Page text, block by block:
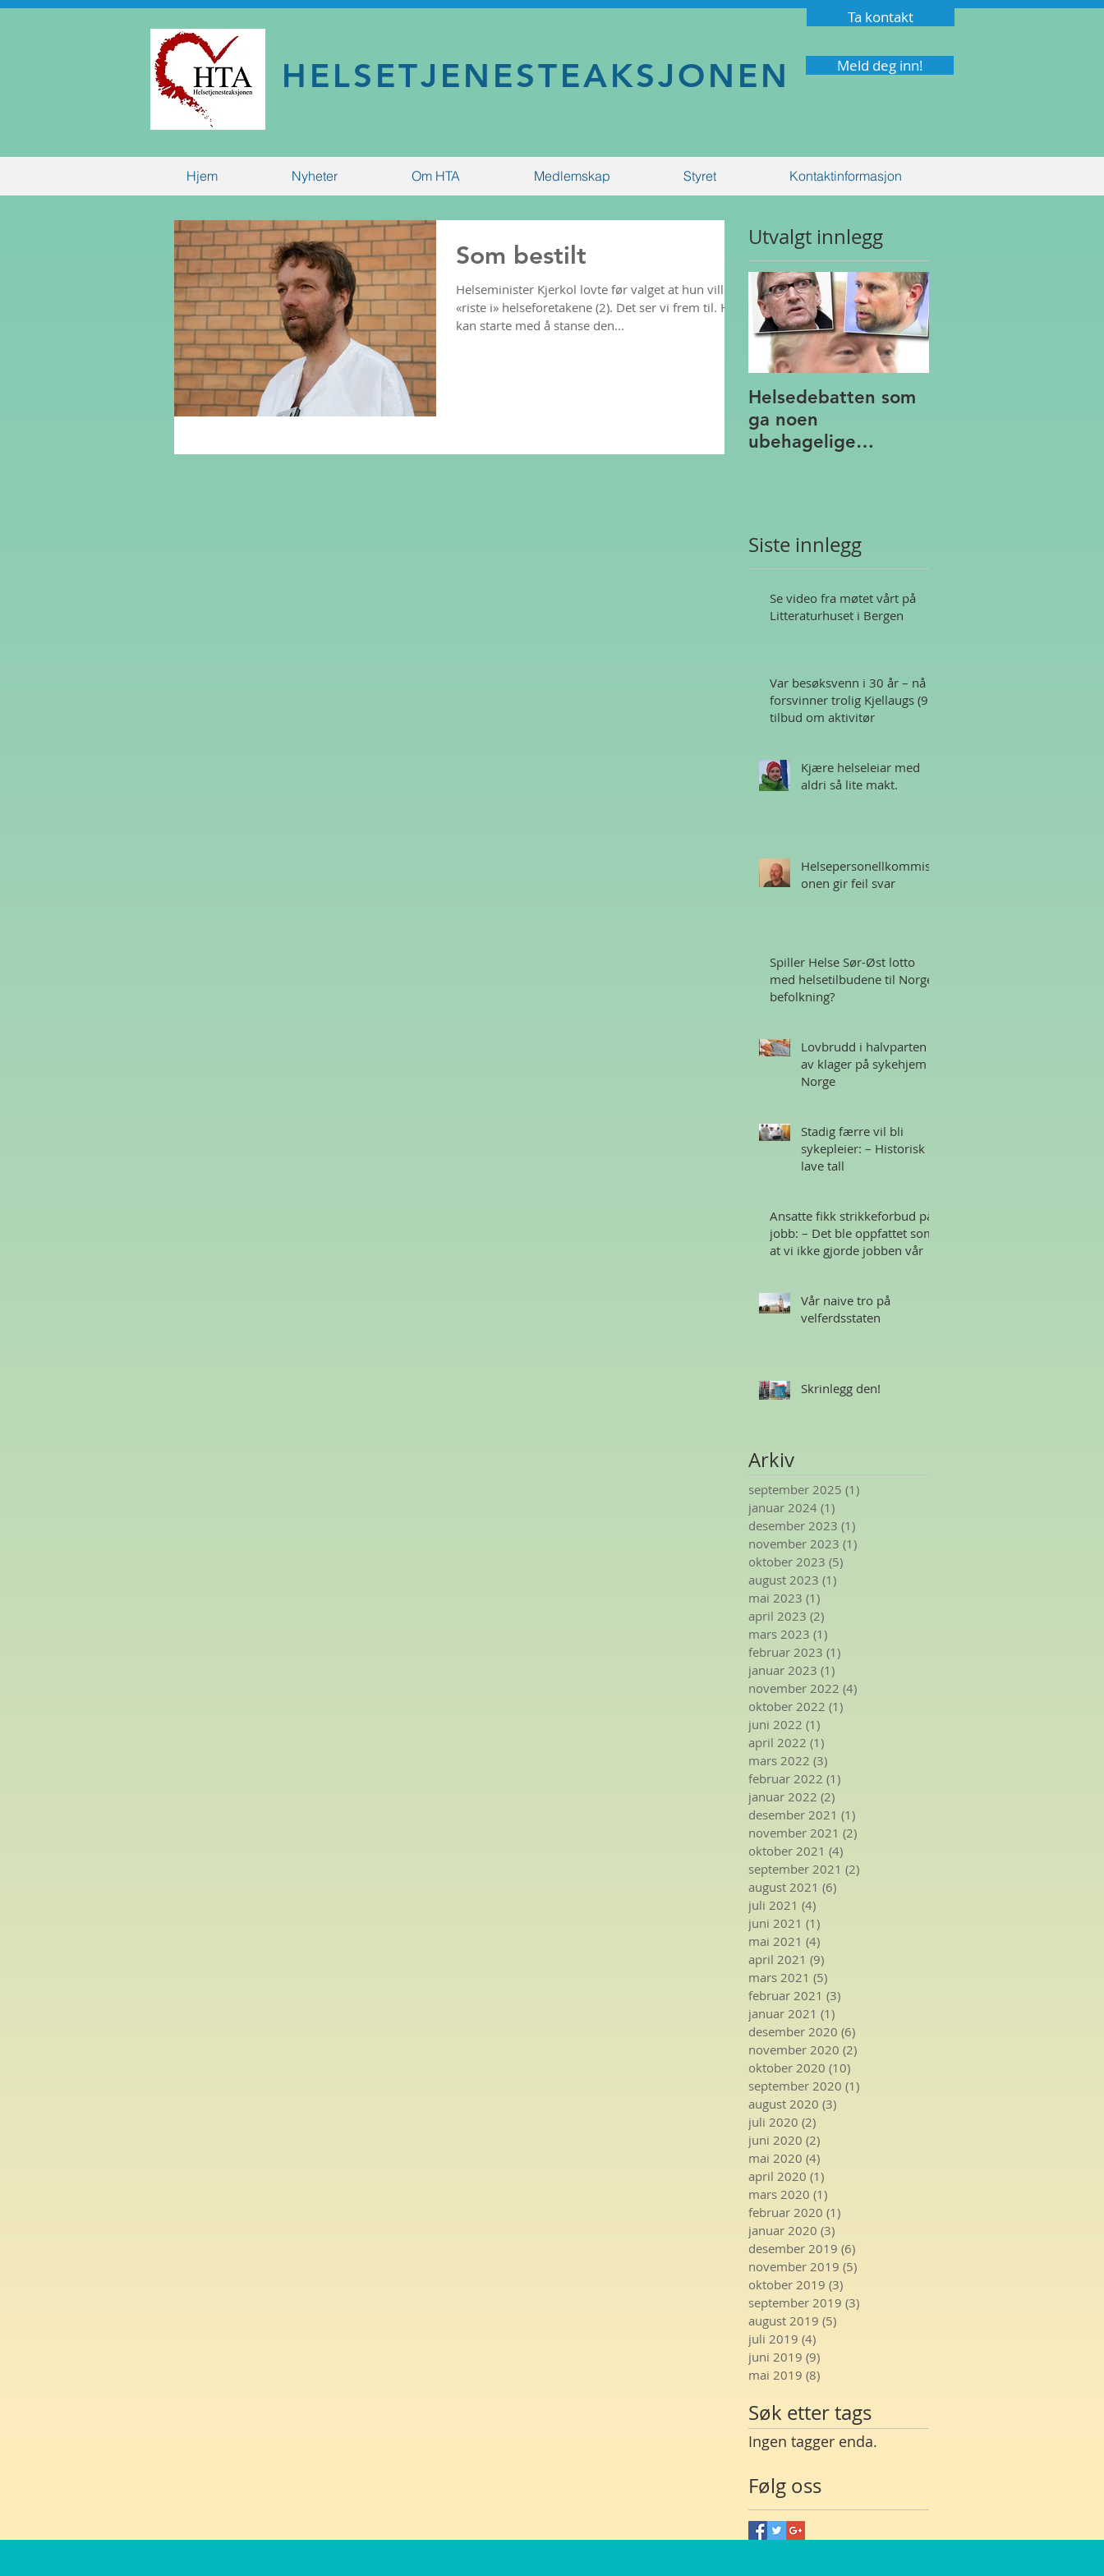
Ta kontakt
Meld deg inn!
HELSETJENESTEAKSJONEN
Hjem Nyheter Om HTA Medlemskap Styret Kontaktinformasjon
Som bestilt
Helseminister Kjerkol lovte før valget at hun ville
«riste i» helseforetakene (2). Det ser vi frem til. Hun
kan starte med å stanse den...
Utvalgt innlegg
Helsedebatten som
ga noen
ubehagelige
Siste innlegg
Se video fra møtet vårt på
Litteraturhuset i Bergen
Var besøksvenn i 30 år – nå
forsvinner trolig Kjellaugs (95)
tilbud om aktivitør
Kjære helseleiar med
aldri så lite makt.
Helsepersonellkommisj
onen gir feil svar
Spiller Helse Sør-Øst lotto
med helsetilbudene til Norges
befolkning?
Lovbrudd i halvparten
av klager på sykehjem i
Norge
Stadig færre vil bli
sykepleier: – Historisk
lave tall
Ansatte fikk strikkeforbud på
jobb: – Det ble oppfattet som
at vi ikke gjorde jobben vår
Vår naive tro på
velferdsstaten
Skrinlegg den!
Arkiv
september 2025 (1)
januar 2024 (1)
desember 2023 (1)
november 2023 (1)
oktober 2023 (5)
august 2023 (1)
mai 2023 (1)
april 2023 (2)
mars 2023 (1)
februar 2023 (1)
januar 2023 (1)
november 2022 (4)
oktober 2022 (1)
juni 2022 (1)
april 2022 (1)
mars 2022 (3)
februar 2022 (1)
januar 2022 (2)
desember 2021 (1)
november 2021 (2)
oktober 2021 (4)
september 2021 (2)
august 2021 (6)
juli 2021 (4)
juni 2021 (1)
mai 2021 (4)
april 2021 (9)
mars 2021 (5)
februar 2021 (3)
januar 2021 (1)
desember 2020 (6)
november 2020 (2)
oktober 2020 (10)
september 2020 (1)
august 2020 (3)
juli 2020 (2)
juni 2020 (2)
mai 2020 (4)
april 2020 (1)
mars 2020 (1)
februar 2020 (1)
januar 2020 (3)
desember 2019 (6)
november 2019 (5)
oktober 2019 (3)
september 2019 (3)
august 2019 (5)
juli 2019 (4)
juni 2019 (9)
mai 2019 (8)
Søk etter tags
Ingen tagger enda.
Følg oss